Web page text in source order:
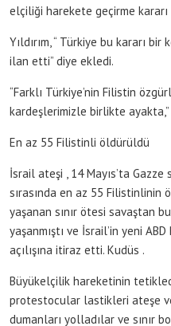
elçiliği harekete geçirme
Yıldırım, “ Türkiye bu kararı
ilan etti” diye ekledi.
“Farklı Türkiye’nin Filistin
kardeşlerimizle birlikte
En az 55 Filistinli öldürüldü
İsrail ateşi , 14 Mayıs’ta
sırasında en az 55 Filistinlinin
yaşanan sınır ötesi savaştan
yaşanmıştı ve İsrail’in yeni
açılışına itiraz etti. Kudüs .
Büyükelçilik hareketinin
protestocular lastikleri ateşe
dumanları yolladılar ve sınır